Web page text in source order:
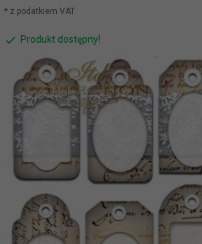
* z podatkiem VAT
Produkt dostępny!